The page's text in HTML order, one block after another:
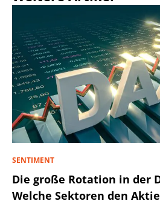
SENTIMENT
Die große Rotation in der
Welche Sektoren den